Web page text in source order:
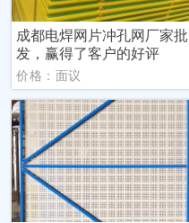
成都电焊网片冲孔网厂家批
发，赢得了客户的好评
价格：面议